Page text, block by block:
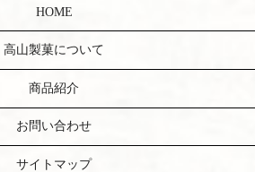
HOME
高山製菓について
商品紹介
お問い合わせ
サイトマップ